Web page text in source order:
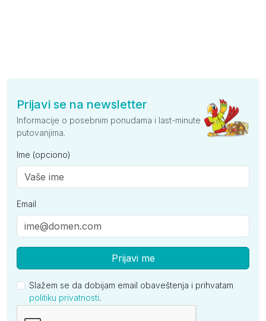
Prijavi se na newsletter
Informacije o posebnim ponudama i last-minute
putovanjima.
Ime (opciono)
Email
Prijavi me
Slažem se da dobijam email obaveštenja i prihvatam
politiku privatnosti.